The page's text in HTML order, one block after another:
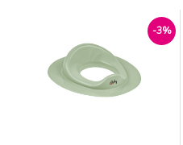
dětského pokoje. Při použití
vydává melodii, která
motivuje dítě a činí učení
příjemnějším. Vlastnosti: -
Hudební funkce – přehrává
-3%